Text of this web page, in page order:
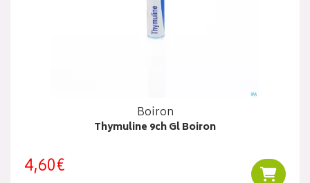
Boiron
Thymuline 9ch Gl Boiron
4,60€